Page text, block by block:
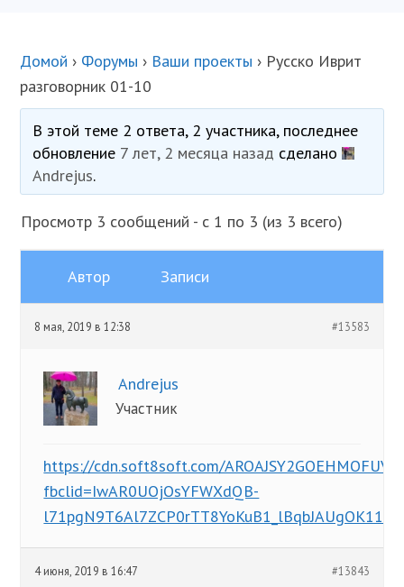
Домой › Форумы › Ваши проекты › Русско Иврит
разговорник 01-10
В этой теме 2 ответа, 2 участника, последнее
обновление 7 лет, 2 месяца назад сделано
Andrejus.
Просмотр 3 сообщений - с 1 по 3 (из 3 всего)
Автор Записи
8 мая, 2019 в 12:38 #13583
Andrejus
Участник
https://cdn.soft8soft.com/
fbclid=IwAR0UOjOsYFWXdQB-
4 июня, 2019 в 16:47 #13843